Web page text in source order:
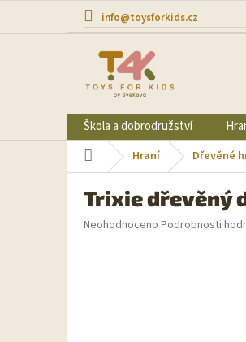
obsah
info@toysforkids.cz
Škola a dobrodružství
Domů Hraní Dřevěné
Trixie dřevěný
Průměrné
Neohodnoceno Podrobnosti